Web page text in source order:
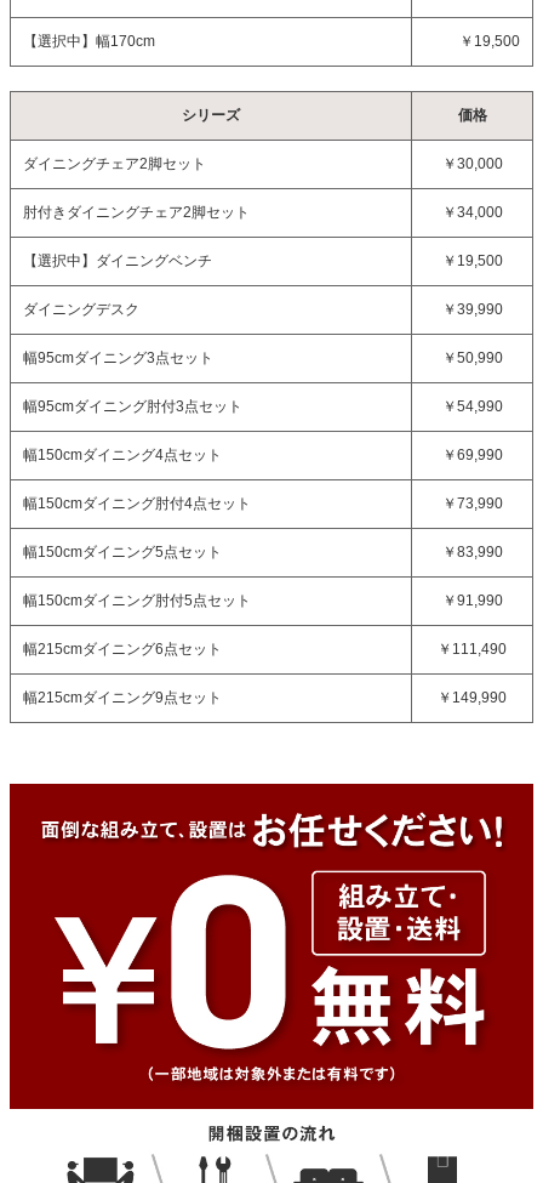
【選択中】 幅170cm ￥19,500
シリーズ 価格
ダイニングチェア2脚セット ￥30,000
肘付きダイニングチェア2脚セット ￥34,000
【選択中】 ダイニングベンチ ￥19,500
ダイニングデスク ￥39,990
幅95cmダイニング3点セット ￥50,990
幅95cmダイニング肘付3点セット ￥54,990
幅150cmダイニング4点セット ￥69,990
幅150cmダイニング肘付4点セット ￥73,990
幅150cmダイニング5点セット ￥83,990
幅150cmダイニング肘付5点セット ￥91,990
幅215cmダイニング6点セット ￥111,490
幅215cmダイニング9点セット ￥149,990